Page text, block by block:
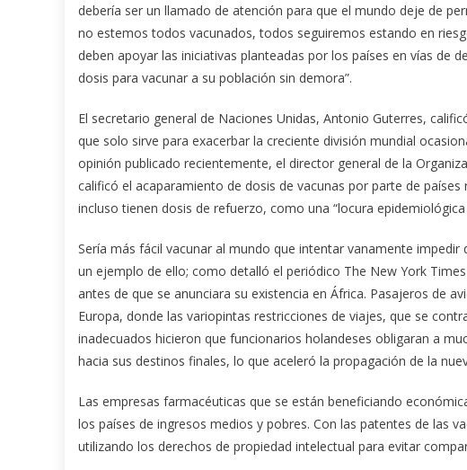
debería ser un llamado de atención para que el mundo deje de
no estemos todos vacunados, todos seguiremos estando en
deben apoyar las iniciativas planteadas por los países en vías de
dosis para vacunar a su población sin demora”.
El secretario general de Naciones Unidas, Antonio Guterres,
que solo sirve para exacerbar la creciente división mundial
opinión publicado recientemente, el director general de la
calificó el acaparamiento de dosis de vacunas por parte de
incluso tienen dosis de refuerzo, como una “locura
Sería más fácil vacunar al mundo que intentar vanamente
un ejemplo de ello; como detalló el periódico The New York
antes de que se anunciara su existencia en África. Pasajeros de
Europa, donde las variopintas restricciones de viajes, que se
inadecuados hicieron que funcionarios holandeses obligaran a
hacia sus destinos finales, lo que aceleró la propagación de la
Las empresas farmacéuticas que se están beneficiando
los países de ingresos medios y pobres. Con las patentes de las
utilizando los derechos de propiedad intelectual para evitar